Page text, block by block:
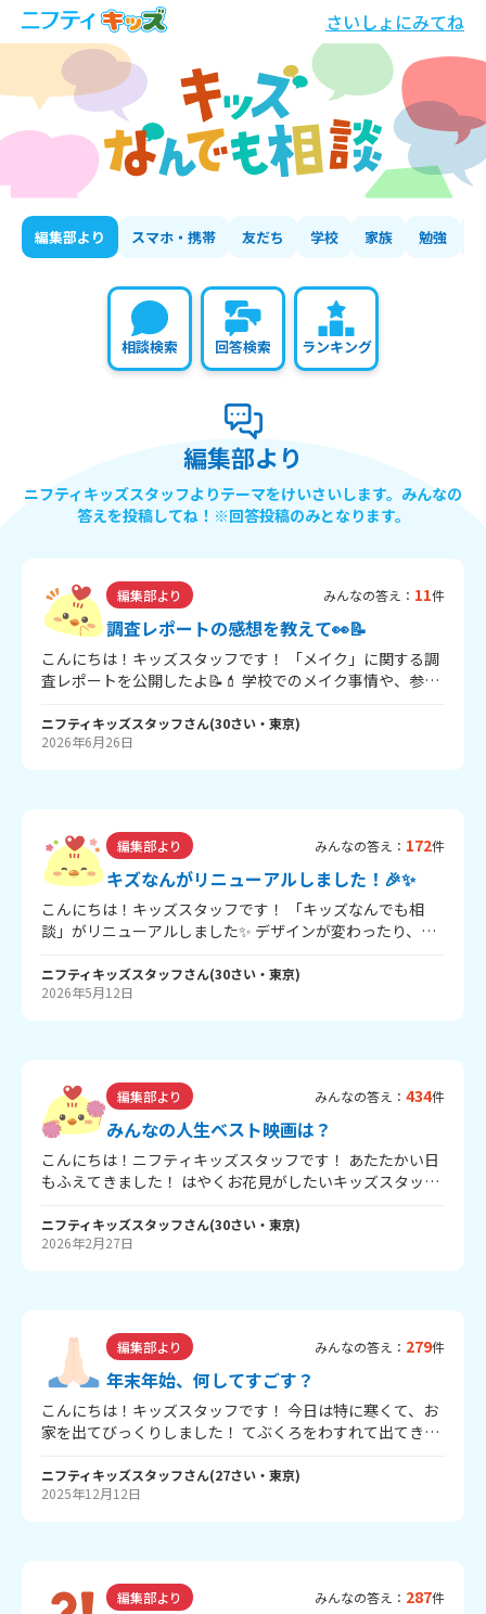
さいしょにみてね
編集部より スマホ・携帯 友だち 学校 家族 勉強
相談検索 回答検索 ランキング
の相談いちらん
編集部より
ニフティキッズスタッフよりテーマをけいさいします。みんなの
答えを投稿してね！※回答投稿のみとなります。
編集部より みんなの答え： 11件
調査レポートの感想を教えて👀📝
こんにちは！キッズスタッフです！ 「メイク」に関する調
査レポートを公開したよ📝💄 学校でのメイク事情や、参考
ぜひ見てみて、感想を教えてね👀💭 「メイク」調査レポー
トはコチラ！＞ そして現在、ヘア＆メイクアップアーティ
夢月さんとのコラボ企画はコチラ！＞ みんなの質問が採用
されるかも？☺️ぜひ応募してね～！
ニフティキッズスタッフさん(30さい・ 東京)
2026年6月26日
編集部より みんなの答え： 172件
キズなんがリニューアルしました！🎉✨
こんにちは！キッズスタッフです！ 「キッズなんでも相
談」がリニューアルしました✨ デザインが変わったり、絵
たキズなんを使ってみてね😊🌟 今回のリニューアルで、 ニ
ックネームの後ろに「じぶんコード」が表示されるように
フカード」をつくって、「ひみつのあいこどば」を保存し
ておこう！📝 「マイプロフカードメーカー」はコチラ！＞
リニューアルを記念して、 タブレットやシールがもらえる
キャンペーンもかいさい中です！ こちらもぜひチェックし
てね🎁 「キッズなんでも相談リニューアルキャンペーン」
はコチラ！＞ 使ってみた感想をぜひ教えてね！👀✨
ニフティキッズスタッフさん(30さい・ 東京)
2026年5月12日
編集部より みんなの答え： 434件
みんなの人生ベスト映画は？
こんにちは！ニフティキッズスタッフです！ あたたかい日
もふえてきました！ はやくお花見がしたいキッズスタッフ
入り映画をおしえて～！ ニフティキッズでは2/25に「映画
紹介コーナー」と「みんなのお気に入りコスメ」コーナー
ニフティキッズスタッフさん(30さい・ 東京)
2026年2月27日
編集部より みんなの答え： 279件
年末年始、何してすごす？
こんにちは！キッズスタッフです！ 今日は特に寒くて、お
家を出てびっくりしました！ てぶくろをわすれて出てきて
2025年も終わり。 みんなは年末年始、何をしてすごすのか
な？ 何をしてすごすのか、教えて～！ ------------ ニフテ
↓ https://kids.nifty.com/event_info/100nin/
ニフティキッズスタッフさん(27さい・ 東京)
2025年12月12日
編集部より みんなの答え： 287件